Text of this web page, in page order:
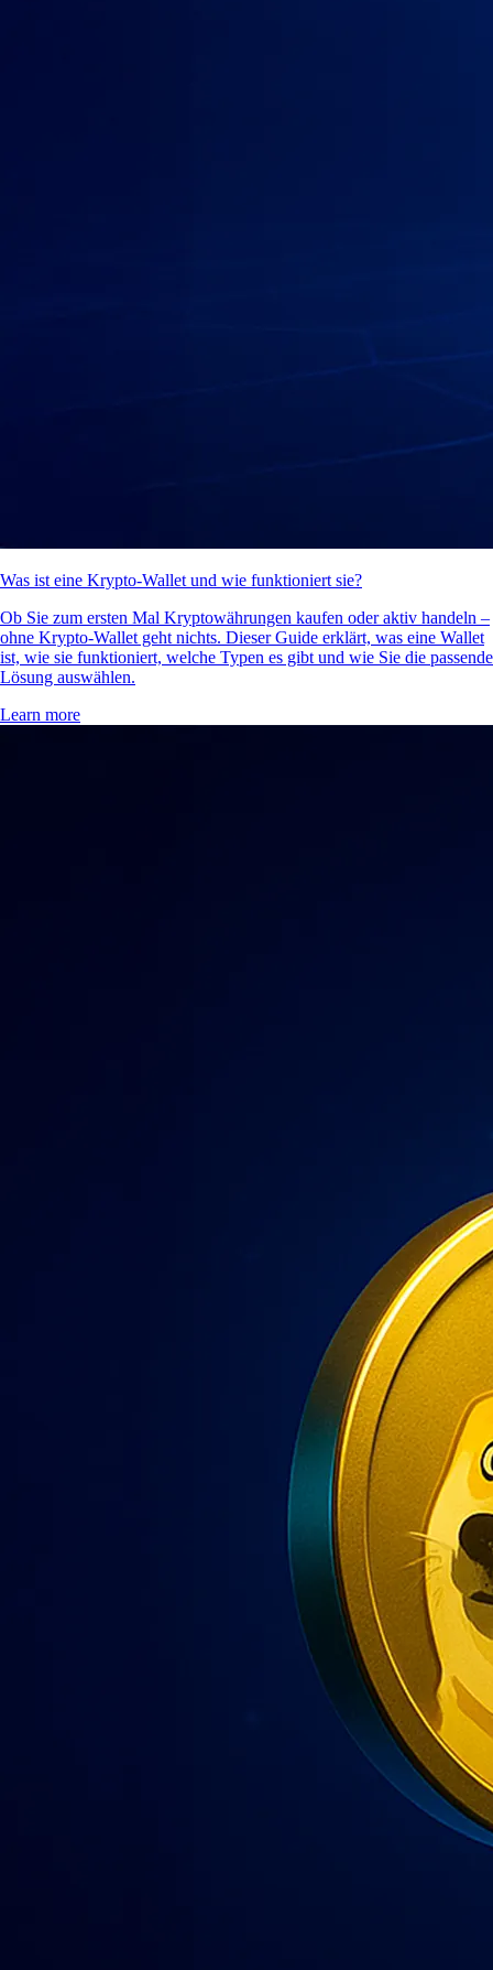
Was ist eine Krypto-Wallet und wie funktioniert sie?
Ob Sie zum ersten Mal Kryptowährungen kaufen oder aktiv handeln –
ohne Krypto-Wallet geht nichts. Dieser Guide erklärt, was eine Wallet
ist, wie sie funktioniert, welche Typen es gibt und wie Sie die passende
Lösung auswählen.
Learn more